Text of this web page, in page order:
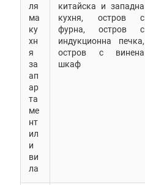
ля
ма
ку
хн
я
за
ап
ар
та
ме
нт
ил
и
ви
ла
китайска и западна
кухня, остров с
фурна, остров с
индукционна печка,
остров с винена
шкаф